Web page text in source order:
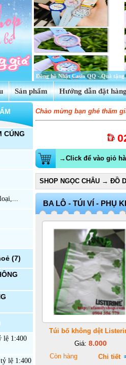
Tinh dầu hoa anh thảo Evening
Sản phẩm Hướng dẫn đặt
CÚNG
(7)
lệ 1:400
lệ 1:400
Chào mừng bạn ghé thăm
→Click để vào giỏ
SHOP NGỌC CHÂU → ĐỒ
BA LÔ - TÚI VÍ - PHỤ
Túi bố không dệt
Giá: 8.000
Còn hàng Chi tiết